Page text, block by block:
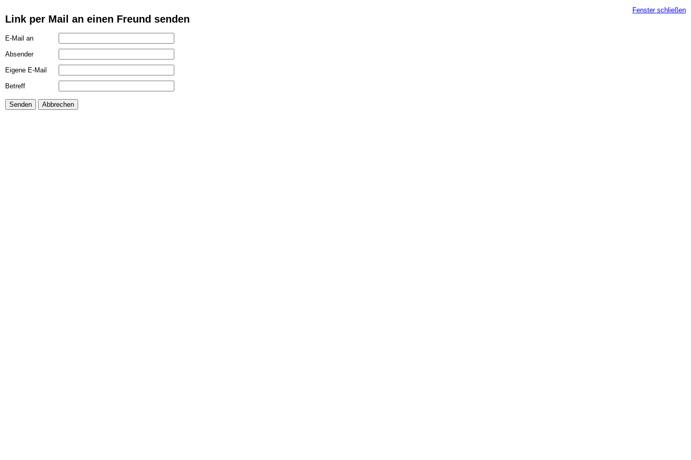
Link per Mail an einen Freund senden
Fenster schließen
E-Mail an
Absender
Eigene E-Mail
Betreff
Senden Abbrechen